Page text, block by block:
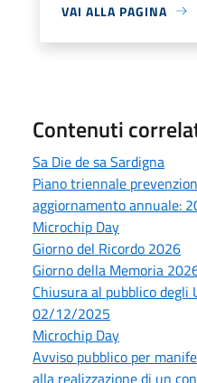
VAI ALLA PAGINA
Contenuti
Sa Die de sa Sardigna
Piano triennale
aggiornamento annuale:
Microchip Day
Giorno del Ricordo 2026
Giorno della Memoria
Chiusura al pubblico
02/12/2025
Microchip Day
Avviso pubblico per
alla realizzazione di un